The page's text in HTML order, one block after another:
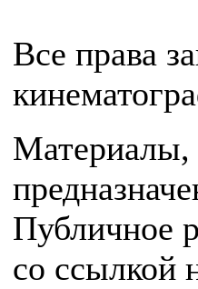
Все права
Материалы,
Публичное
со ссылкой